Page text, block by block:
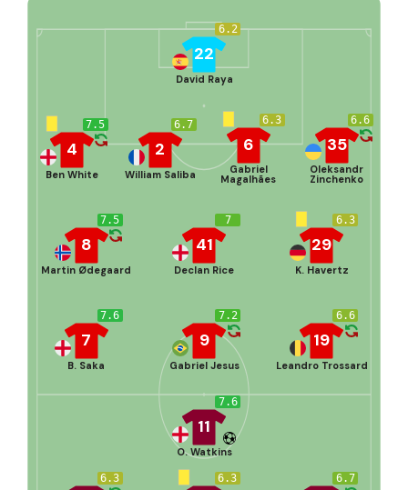
6.2
22
David Raya
6.6
35
Oleksandr
Zinchenko
6.3
6
Gabriel
Magalhães
6.7
2
William Saliba
7.5
4
Ben White
6.3
29
K. Havertz
7
41
Declan Rice
7.5
8
Martin Ødegaard
6.6
19
Leandro Trossard
7.2
9
Gabriel Jesus
7.6
7
B. Saka
6.3 6.3 6.7
7.6
11
O. Watkins